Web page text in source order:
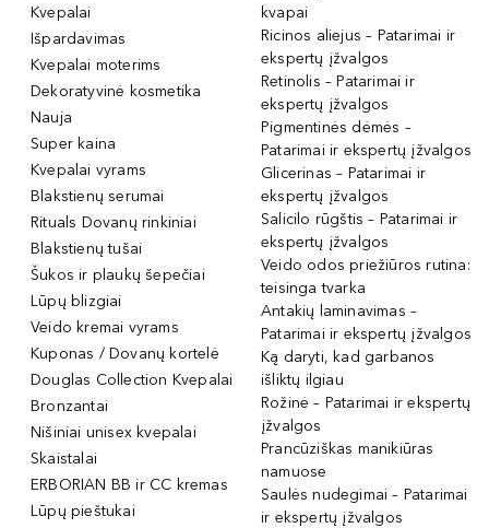
Kvepalai
Išpardavimas
Kvepalai moterims
Dekoratyvinė kosmetika
Nauja
Super kaina
Kvepalai vyrams
Blakstienų serumai
Rituals Dovanų rinkiniai
Blakstienų tušai
Šukos ir plaukų šepečiai
Lūpų blizgiai
Veido kremai vyrams
Kuponas / Dovanų kortelė
Douglas Collection Kvepalai
Bronzantai
Nišiniai unisex kvepalai
Skaistalai
ERBORIAN BB ir CC kremas
Lūpų pieštukai
kvapai
Ricinos aliejus – Patarimai ir
ekspertų įžvalgos
Retinolis – Patarimai ir
ekspertų įžvalgos
Pigmentinės dėmės –
Patarimai ir ekspertų įžvalgos
Glicerinas – Patarimai ir
ekspertų įžvalgos
Salicilo rūgštis – Patarimai ir
ekspertų įžvalgos
Veido odos priežiūros rutina:
teisinga tvarka
Antakių laminavimas –
Patarimai ir ekspertų įžvalgos
Ką daryti, kad garbanos
išliktų ilgiau
Rožinė – Patarimai ir ekspertų
įžvalgos
Prancūziškas manikiūras
namuose
Saulės nudegimai – Patarimai
ir ekspertų įžvalgos